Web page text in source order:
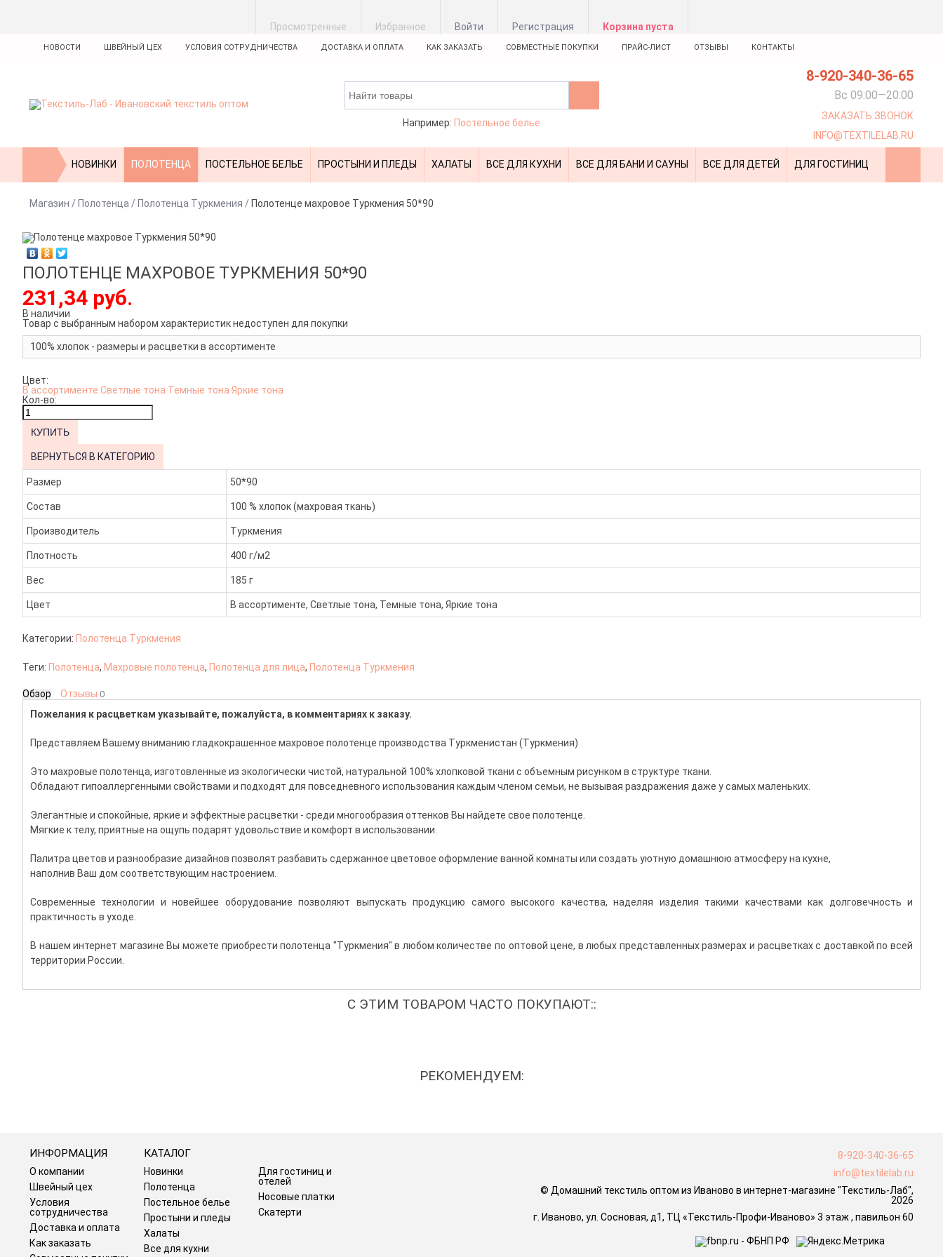
Просмотренные Избранное Войти Регистрация Корзина пуста
НОВОСТИ ШВЕЙНЫЙ ЦЕХ УСЛОВИЯ СОТРУДНИЧЕСТВА ДОСТАВКА И ОПЛАТА КАК ЗАКАЗАТЬ СОВМЕСТНЫЕ ПОКУПКИ ПРАЙС-ЛИСТ ОТЗЫВЫ КОНТАКТЫ
Например: Постельное белье
8-920-340-36-65
Вс 09:00—20:00
ЗАКАЗАТЬ ЗВОНОК
INFO@TEXTILELAB.RU
НОВИНКИ ПОЛОТЕНЦА ПОСТЕЛЬНОЕ БЕЛЬЕ ПРОСТЫНИ И ПЛЕДЫ ХАЛАТЫ ВСЕ ДЛЯ КУХНИ ВСЕ ДЛЯ БАНИ И САУНЫ ВСЕ ДЛЯ ДЕТЕЙ ДЛЯ ГОСТИНИЦ
Магазин / Полотенца / Полотенца Туркмения / Полотенце махровое Туркмения 50*90
ПОЛОТЕНЦЕ МАХРОВОЕ ТУРКМЕНИЯ 50*90
231,34 руб.
В наличии
Товар с выбранным набором характеристик недоступен для покупки
100% хлопок - размеры и расцветки в ассортименте
Цвет:
В ассортименте Светлые тона Темные тона Яркие тона
Кол-во:
ВЕРНУТЬСЯ В КАТЕГОРИЮ
Размер 50*90
Состав 100 % хлопок (махровая ткань)
Производитель Туркмения
Плотность 400 г/м2
Вес 185 г
Цвет В ассортименте, Светлые тона, Темные тона, Яркие тона
Категории: Полотенца Туркмения
Теги: Полотенца, Махровые полотенца, Полотенца для лица, Полотенца Туркмения
Обзор Отзывы 0
Пожелания к расцветкам указывайте, пожалуйста, в комментариях к заказу.
Представляем Вашему вниманию гладкокрашенное махровое полотенце производства Туркменистан (Туркмения)
Это махровые полотенца, изготовленные из экологически чистой, натуральной 100% хлопковой ткани с объемным рисунком в структуре ткани.
Обладают гипоаллергенными свойствами и подходят для повседневного использования каждым членом семьи, не вызывая раздражения даже у самых маленьких.
Элегантные и спокойные, яркие и эффектные расцветки - среди многообразия оттенков Вы найдете свое полотенце.
Мягкие к телу, приятные на ощупь подарят удовольствие и комфорт в использовании.
Палитра цветов и разнообразие дизайнов позволят разбавить сдержанное цветовое оформление ванной комнаты или создать уютную домашнюю атмосферу на кухне,
наполнив Ваш дом соответствующим настроением.
Современные технологии и новейшее оборудование позволяют выпускать продукцию самого высокого качества, наделяя изделия такими качествами как долговечность и
практичность в уходе.
В нашем интернет магазине Вы можете приобрести полотенца "Туркмения" в любом количестве по оптовой цене, в любых представленных размерах и расцветках с доставкой по всей
территории России.
С ЭТИМ ТОВАРОМ ЧАСТО ПОКУПАЮТ::
РЕКОМЕНДУЕМ:
ИНФОРМАЦИЯ
О компании
Швейный цех
Условия
сотрудничества
Доставка и оплата
Как заказать
КАТАЛОГ
Новинки
Полотенца
Постельное белье
Простыни и пледы
Халаты
Все для кухни
Для гостиниц и
отелей
Носовые платки
Скатерти
8-920-340-36-65
info@textilelab.ru
© Домашний текстиль оптом из Иваново в интернет-магазине "Текстиль-Лаб",
2026
г. Иваново, ул. Сосновая, д1, ТЦ «Текстиль-Профи-Иваново» 3 этаж , павильон 60